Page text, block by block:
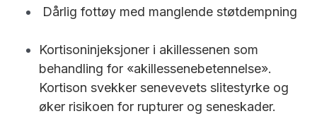
Dårlig fottøy med manglende støtdempning
Kortisoninjeksjoner i akillessenen som
behandling for «akillessenebetennelse».
Kortison svekker senevevets slitestyrke og
øker risikoen for rupturer og seneskader.